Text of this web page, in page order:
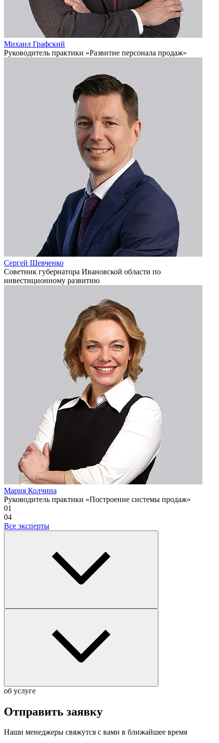
Михаил Графский
Руководитель практики «Развитие персонала продаж»
Сергей Шевченко
Советник губернатора Ивановской области по
инвестиционному развитию
Мария Колчина
Руководитель практики «Построение системы продаж»
01
04
Все эксперты
об услуге
Отправить заявку
Наши менеджеры свяжутся с вами в ближайшее время